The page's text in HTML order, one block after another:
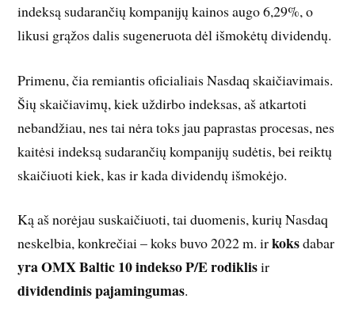
indeksą sudarančių kompanijų kainos augo 6,29%, o
likusi grąžos dalis sugeneruota dėl išmokėtų dividendų.
Primenu, čia remiantis oficialiais Nasdaq skaičiavimais.
Šių skaičiavimų, kiek uždirbo indeksas, aš atkartoti
nebandžiau, nes tai nėra toks jau paprastas procesas, nes
kaitėsi indeksą sudarančių kompanijų sudėtis, bei reiktų
skaičiuoti kiek, kas ir kada dividendų išmokėjo.
Ką aš norėjau suskaičiuoti, tai duomenis, kurių Nasdaq
neskelbia, konkrečiai – koks buvo 2022 m. irkoksdabar
yra OMX Baltic 10 indekso P/E rodiklisir
dividendinis pajamingumas.